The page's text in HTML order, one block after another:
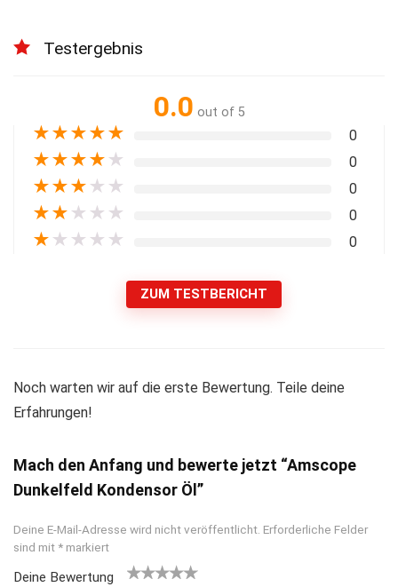
Testergebnis
0.0 out of 5
★★★★★ 0
★★★★ ★ 0
★★★ ★ ★ 0
★★ ★ ★ ★ 0
★ ★ ★ ★ ★ 0
ZUM TESTBERICHT
Noch warten wir auf die erste Bewertung. Teile deine
Erfahrungen!
Mach den Anfang und bewerte jetzt “Amscope
Dunkelfeld Kondensor Öl”
Deine E-Mail-Adresse wird nicht veröffentlicht. Erforderliche Felder
sind mit * markiert
Deine Bewertung